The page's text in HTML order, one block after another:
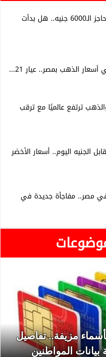
الذهب يكسر حاجز الـ6000 جنيه.. هل بدأت
الذهب بمصر.. عيار 21...
ترتفع عالميًا مع ترقب
الجنيه اليوم.. أسعار الأخضر
في مصر.. مفاجأة جديدة في
مزيفة.. تفاصيل
بيانات المواطنين